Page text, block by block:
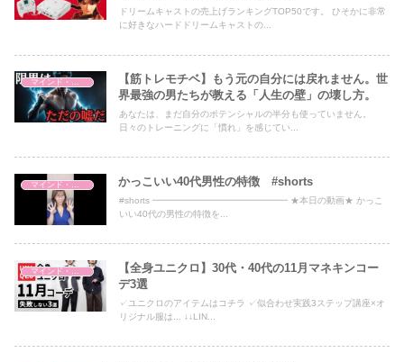
ドリームキャストの売上げランキングTOP50です。 ひそかに非常
に好きなハードドリームキャストの...
マインド・哲学
【筋トレモチベ】もう元の自分には戻れません。世
界最強の男たちが教える「人生の壁」の壊し方。
あなたは、まだ自分のポテンシャルの半分も使っていません。
日々のトレーニングに「慣れ」を感じてい...
マインド・哲学 かっこいい40代男性の特徴 #shorts
#shorts ━━━━━━━━━━━━━━━ ★本日の動画★ かっこ
いい40代の男性の特徴を...
マインド・哲学
【全身ユニクロ】30代・40代の11月マネキンコー
デ3選
✓ユニクロのアイテムはコチラ ✓似合わせ実践3ステップ講座×オ
リジナル服は... ↓↓LIN...